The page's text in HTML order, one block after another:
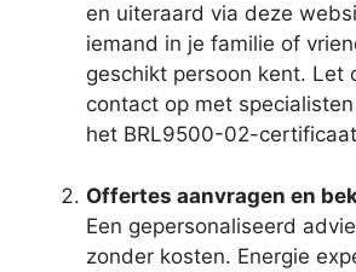
en uiteraard via deze
iemand in je familie of
geschikt persoon kent. Let
contact op met
het BRL9500-02-
Offertes aanvragen en
Een gepersonaliseerd
zonder kosten. Energie